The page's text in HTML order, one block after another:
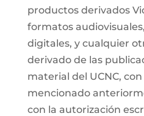
productos derivados
formatos
digitales, y cualquier
derivado de las
material del UCNC,
mencionado
con la autorización